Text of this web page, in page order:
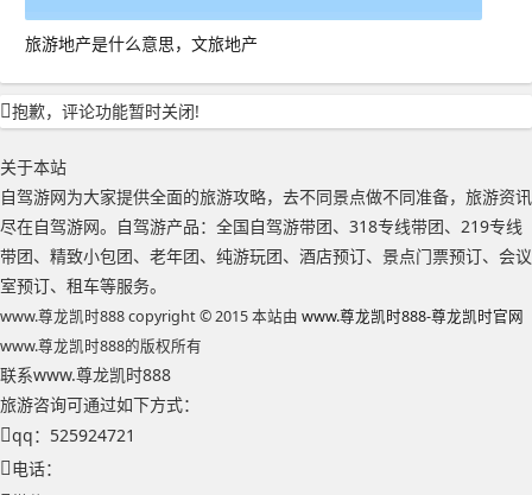
旅游地产是什么意思，文旅地产
抱歉，评论功能暂时关闭!
关于本站
自驾游网为大家提供全面的旅游攻略，去不同景点做不同准备，旅游资讯
尽在自驾游网。自驾游产品：全国自驾游带团、318专线带团、219专线
带团、精致小包团、老年团、纯游玩团、酒店预订、景点门票预订、会议
室预订、租车等服务。
www.尊龙凯时888 copyright © 2015 本站由 www.尊龙凯时888-尊龙凯时官网
www.尊龙凯时888的版权所有
联系www.尊龙凯时888
旅游咨询可通过如下方式：
qq：525924721
电话：